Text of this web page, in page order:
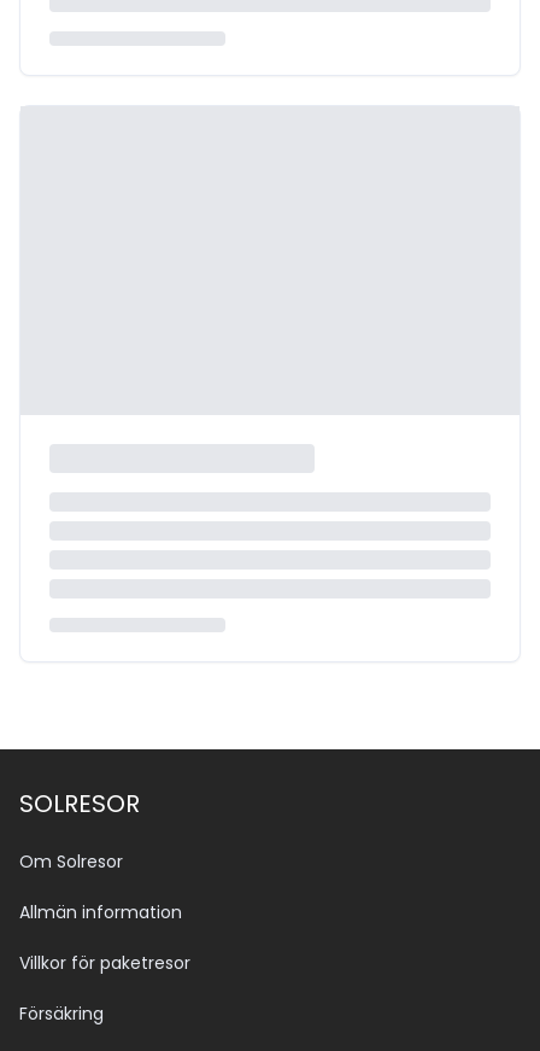
SOLRESOR
Om Solresor
Allmän information
Villkor för paketresor
Försäkring